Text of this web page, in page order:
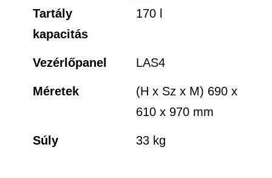
Tartály
kapacitás
170 l
Vezérlőpanel LAS4
Méretek
(H x Sz x M) 690 x
610 x 970 mm
Súly 33 kg